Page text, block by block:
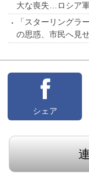
大な喪失…ロシア
「スターリングラ
の思惑、市民へ見
シェア